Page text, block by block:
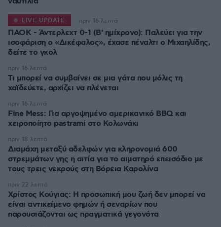
ΠΑΟΚ - Άντερλεχτ 0-1 (Β' ημίχρονο): Παλεύει για την
ισοφάριση ο «Δικέφαλος», έχασε πέναλτι ο Μιχαηλίδης,
LIVE UPDATE πριν 16 λεπτά
Τι μπορεί να συμβαίνει σε μια γάτα που μόλις τη
χαϊδεύετε, αρχίζει να πλένεται
πριν 16 λεπτά
Fine Mess: Για αργοψημένο αμερικανικό BBQ και
χειροποίητο pastrami στο Κολωνάκι
πριν 16 λεπτά
Διαμάχη μεταξύ αδελφών για κληρονομιά 600
στρεμμάτων γης η αιτία για το αιματηρό επεισόδιο με
τους τρεις νεκρούς στη Βόρεια Καρολίνα
πριν 18 λεπτά
Χρίστος Κούγιας: Η προσωπική μου ζωή δεν μπορεί να
είναι αντικείμενο φημών ή σεναρίων που
παρουσιάζονται ως πραγματικά γεγονότα
πριν 22 λεπτά